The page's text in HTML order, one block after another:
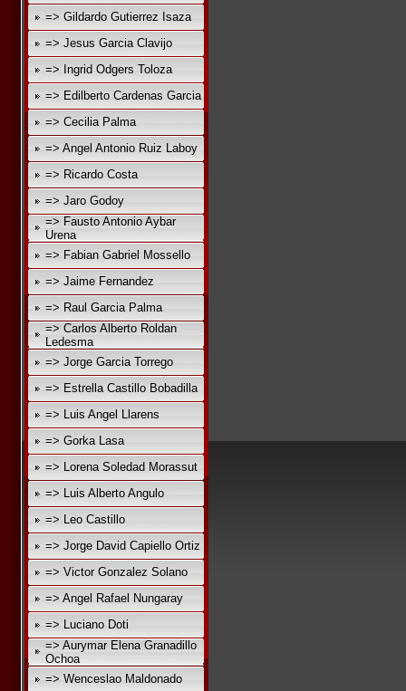
=> Gildardo Gutierrez Isaza
=> Jesus Garcia Clavijo
=> Ingrid Odgers Toloza
=> Edilberto Cardenas Garcia
=> Cecilia Palma
=> Angel Antonio Ruiz Laboy
=> Ricardo Costa
=> Jaro Godoy
=> Fausto Antonio Aybar
Urena
=> Fabian Gabriel Mossello
=> Jaime Fernandez
=> Raul Garcia Palma
=> Carlos Alberto Roldan
Ledesma
=> Jorge Garcia Torrego
=> Estrella Castillo Bobadilla
=> Luis Angel Llarens
=> Gorka Lasa
=> Lorena Soledad Morassut
=> Luis Alberto Angulo
=> Leo Castillo
=> Jorge David Capiello Ortiz
=> Victor Gonzalez Solano
=> Angel Rafael Nungaray
=> Luciano Doti
=> Aurymar Elena Granadillo
Ochoa
=> Wenceslao Maldonado